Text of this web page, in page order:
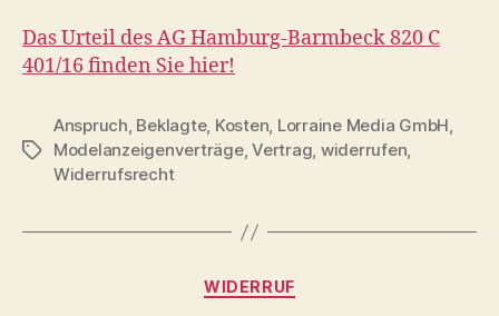
Das Urteil des AG Hamburg-Barmbeck 820 C
401/16 finden Sie hier!
Schlagwörter
Anspruch, Beklagte, Kosten, Lorraine Media GmbH,
Modelanzeigenverträge,Vertrag, widerrufen,
Widerrufsrecht
Kategorien
WIDERRUF